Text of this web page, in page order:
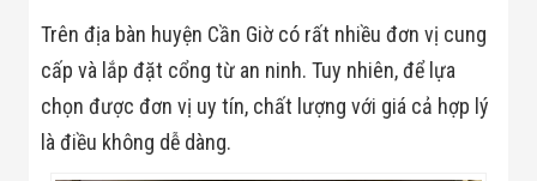
Bị Ngành May
Mặc - Giày Da
Giải Pháp Thiết
Bị Ngành Linh
Kiện Điện Tử
Trên địa bàn huyện Cần Giờ có rất nhiều đơn vị cung
cấp và lắp đặt cổng từ an ninh. Tuy nhiên, để lựa
chọn được đơn vị uy tín, chất lượng với giá cả hợp lý
là điều không dễ dàng.